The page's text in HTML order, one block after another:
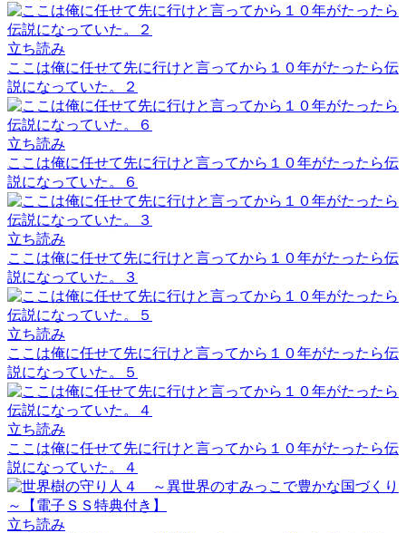
立ち読み
ここは俺に任せて先に行けと言ってから１０年がたったら伝
説になっていた。２
立ち読み
ここは俺に任せて先に行けと言ってから１０年がたったら伝
説になっていた。６
立ち読み
ここは俺に任せて先に行けと言ってから１０年がたったら伝
説になっていた。３
立ち読み
ここは俺に任せて先に行けと言ってから１０年がたったら伝
説になっていた。５
立ち読み
ここは俺に任せて先に行けと言ってから１０年がたったら伝
説になっていた。４
立ち読み